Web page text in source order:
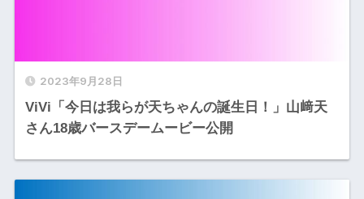
2023年9月28日
ViVi「今日は我らが天ちゃんの誕生日！」山﨑天
さん18歳バースデームービー公開